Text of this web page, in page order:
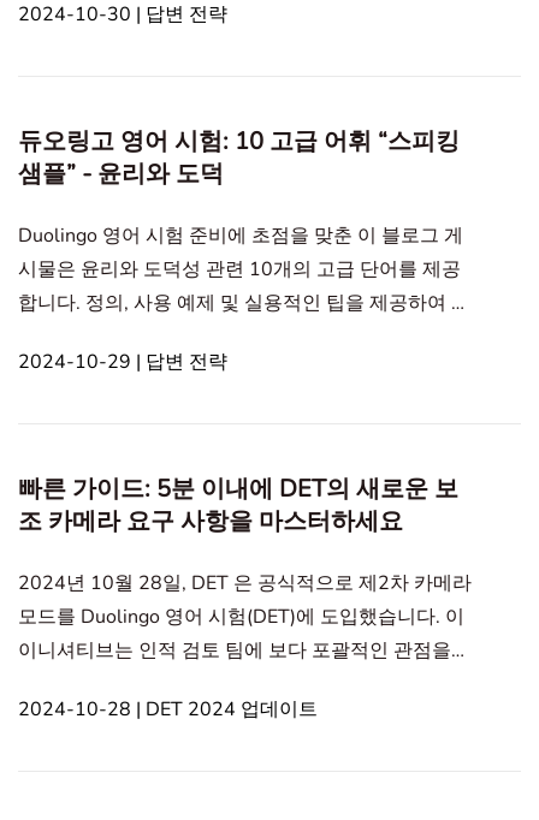
있도록 도와줄 10개의 고급 형용사를 소개합니다. 사
도움이 되는 고급 형용사DET 교통을 설
2024-10-30 | 답변 전략
듀오링고 영어 시험: 10 고급 어휘 “스피킹
샘플” - 윤리와 도덕
Duolingo 영어 시험 준비에 초점을 맞춘 이 블로그 게
시물은 윤리와 도덕성 관련 10개의 고급 단어를 제공
합니다. 정의, 사용 예제 및 실용적인 팁을 제공하여 사
생각을 표현할 수 있도록 돕습니다. 샘플 답변은 거짓
교육 및 학습 의견 및 신념 시간 및 생활 관리 관계 및
사회적 기술 취미 및 관심사 경력 및 직업 문화 및 역사
2024-10-29 | 답변 전략
빠른 가이드: 5분 이내에 DET의 새로운 보
조 카메라 요구 사항을 마스터하세요
2024년 10월 28일, DET 은 공식적으로 제2차 카메라
모드를 Duolingo 영어 시험(DET)에 도입했습니다. 이
이니셔티브는 인적 검토 팀에 보다 포괄적인 관점을
니다. 이 블로그 게시물은 제2차 카메라 모드에 대한
2024-10-28 | DET 2024 업데이트